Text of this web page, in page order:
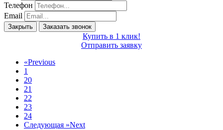
Телефон
Email
Закрыть Заказать звонок
Купить в 1 клик!
Отправить заявку
«Previous
1
20
21
22
23
24
Следующая »Next